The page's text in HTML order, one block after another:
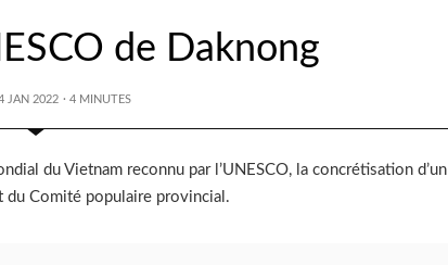
de Daknong
JAN 2022 · 4 MINUTES
du Vietnam reconnu par l’UNESCO, la concrétisation d’un
du Comité populaire provincial.